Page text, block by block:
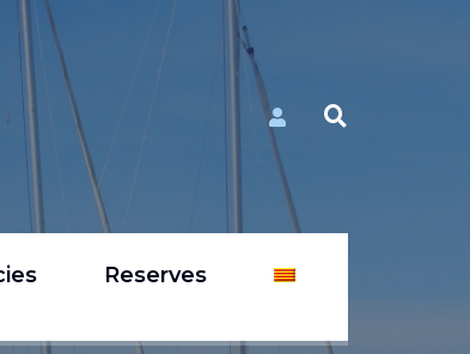
Reserves